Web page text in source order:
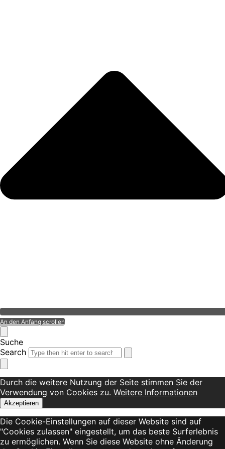
An den Anfang scrollen
Suche
Search
Durch die weitere Nutzung der Seite stimmen Sie der
Verwendung von Cookies zu. Weitere Informationen
Akzeptieren
Die Cookie-Einstellungen auf dieser Website sind auf
"Cookies zulassen" eingestellt, um das beste Surferlebnis
zu ermöglichen. Wenn Sie diese Website ohne Änderung